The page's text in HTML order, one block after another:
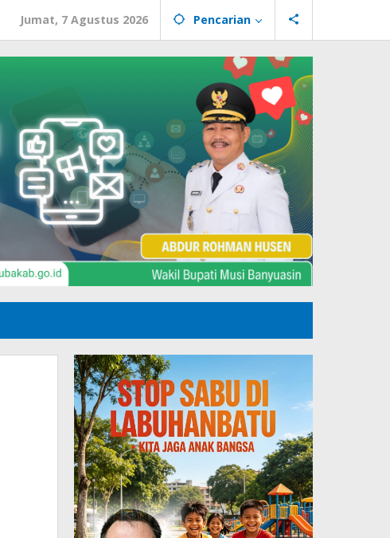
Jumat, 7 Agustus 2026 Pencarian